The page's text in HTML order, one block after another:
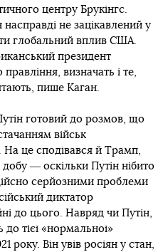
центру Брукінгс.
не зацікавлений у
глобальний вплив США.
президент
визначать і те,
пише Каган.
готовий до розмов, що
військ
це сподівався й Трамп,
― оскільки Путін нібито
серйозними проблеми
диктатор
до цього. Навряд чи Путін,
тієї «нормальної»
року. Він увів росіян у стан,